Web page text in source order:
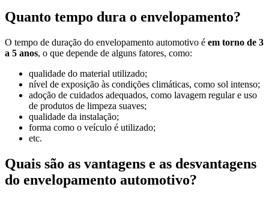
Quanto tempo dura o envelopamento?
O tempo de duração do envelopamento automotivo é em torno de 3
a 5 anos, o que depende de alguns fatores, como:
qualidade do material utilizado;
nível de exposição às condições climáticas, como sol intenso;
adoção de cuidados adequados, como lavagem regular e uso
de produtos de limpeza suaves;
qualidade da instalação;
forma como o veículo é utilizado;
etc.
Quais são as vantagens e as desvantagens
do envelopamento automotivo?